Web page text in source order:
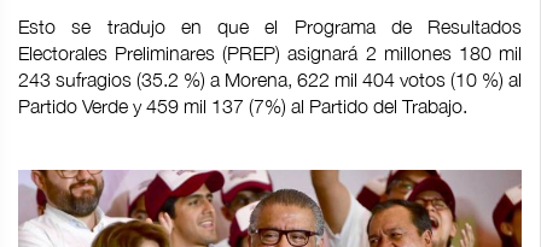
Esto se tradujo en que el Programa de Resultados
Electorales Preliminares (PREP) asignará 2 millones 180 mil
243 sufragios (35.2 %) a Morena, 622 mil 404 votos (10 %) al
Partido Verde y 459 mil 137 (7%) al Partido del Trabajo.